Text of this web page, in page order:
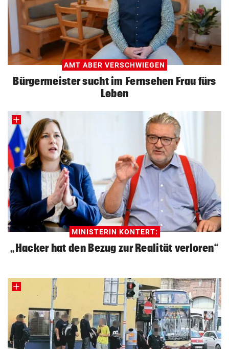
AMT ABER VERSCHWIEGEN
Bürgermeister sucht im Fernsehen Frau fürs
Leben
MINISTERIN KONTERT:
„Hacker hat den Bezug zur Realität verloren“